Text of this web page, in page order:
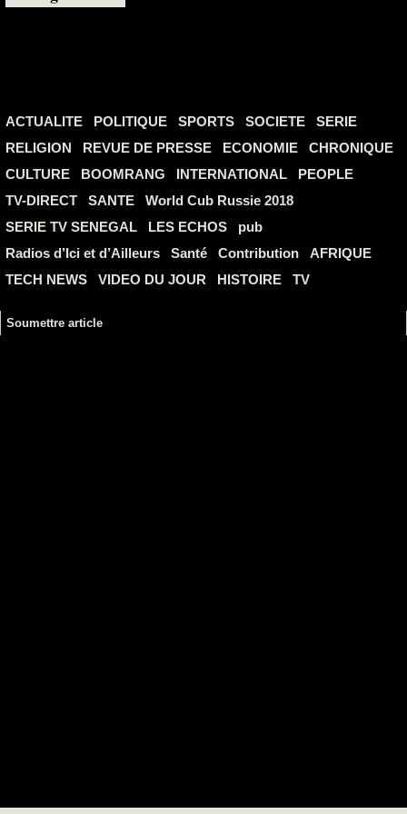
ACTUALITE POLITIQUE SPORTS SOCIETE
SERIE
RELIGION
REVUE DE PRESSE ECONOMIE
CHRONIQUE
CULTURE
BOOMRANG INTERNATIONAL
PEOPLE
TV-DIRECT
SANTE
World Cub Russie 2018
SERIE TV SENEGAL
LES ECHOS
pub
Radios d’Ici et d’Ailleurs
Santé Contribution
AFRIQUE
TECH NEWS
VIDEO DU JOUR HISTOIRE TV
Soumettre article